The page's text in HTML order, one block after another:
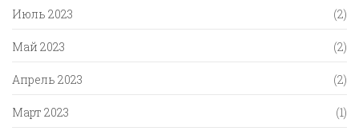
Июль 2023 (2)
Май 2023 (2)
Апрель 2023 (2)
Март 2023 (1)